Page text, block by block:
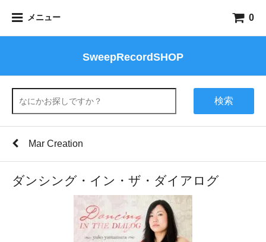
メニュー 0
SweepRecordSHOP
検索
Mar Creation
ダンシング・イン・ザ・ダイアログ